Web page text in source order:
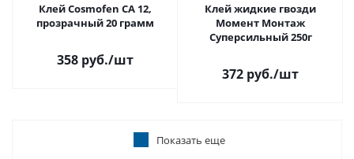
Клей Cosmofen CA 12,
прозрачный 20 грамм
358 руб./шт
Клей жидкие гвозди
Момент Монтаж
Суперсильный 250г
372 руб./шт
Показать еще